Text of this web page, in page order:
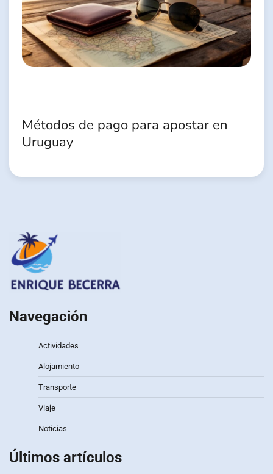
Métodos de pago para apostar en
Uruguay
Navegación
Actividades
Alojamiento
Transporte
Viaje
Noticias
Últimos artículos